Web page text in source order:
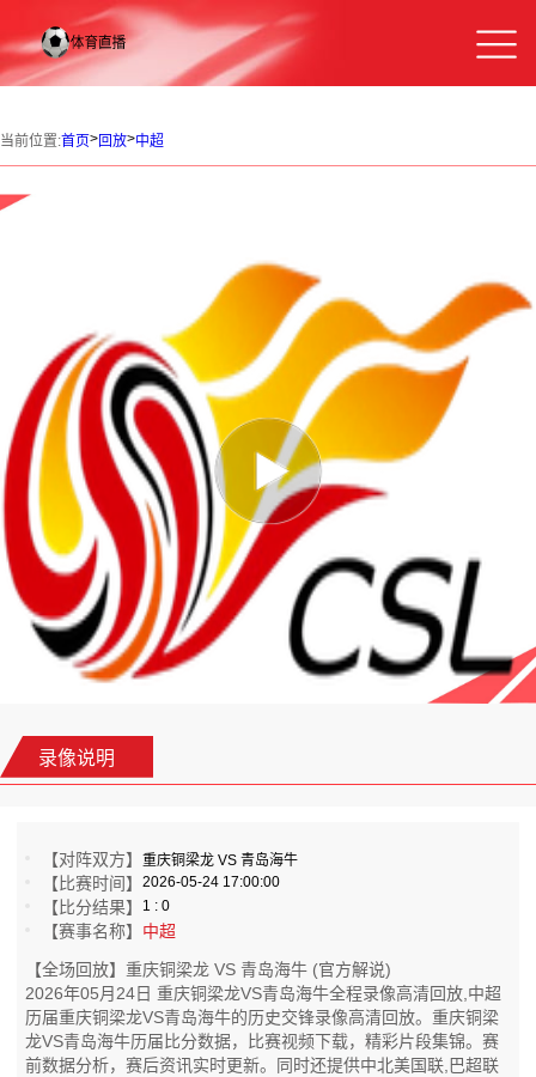
当前位置:首页>回放>中超
录像说明
【对阵双方】重庆铜梁龙 VS 青岛海牛
【比赛时间】2026-05-24 17:00:00
【比分结果】 1 : 0
【赛事名称】 中超
【全场回放】重庆铜梁龙 VS 青岛海牛 (官方解说)
2026年05月24日 重庆铜梁龙VS青岛海牛全程录像高清回放,中超
历届重庆铜梁龙VS青岛海牛的历史交锋录像高清回放。重庆铜梁
龙VS青岛海牛历届比分数据，比赛视频下载，精彩片段集锦。赛
前数据分析，赛后资讯实时更新。同时还提供中北美国联,巴超联